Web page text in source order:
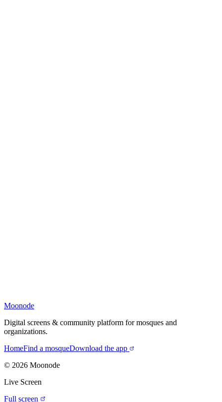
Moonode
Digital screens & community platform for mosques and
organizations.
HomeFind a mosqueDownload the app
© 2026 Moonode
Live Screen
Full screen